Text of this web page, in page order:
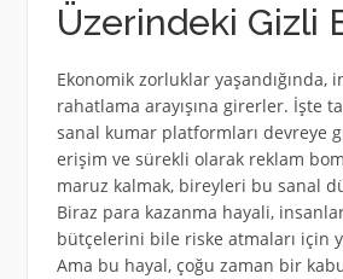
Üzerindeki Gizli
Ekonomik zorluklar yaşandığında,
rahatlama arayışına girerler. İşte
sanal kumar platformları devreye
erişim ve sürekli olarak reklam
maruz kalmak, bireyleri bu sanal
Biraz para kazanma hayali,
bütçelerini bile riske atmaları için
Ama bu hayal, çoğu zaman bir